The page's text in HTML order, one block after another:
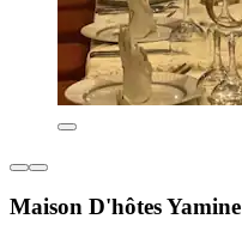
Maison D'hôtes Yamine